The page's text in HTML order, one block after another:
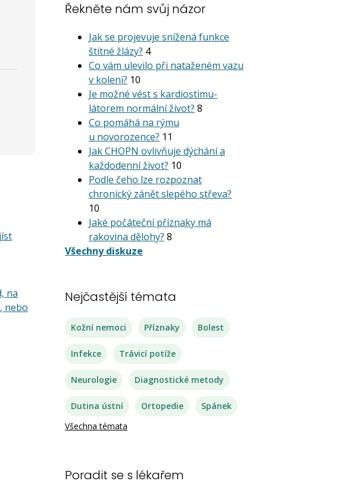
na
nebo
Řekněte nám svůj názor
Jak se projevuje snížená funkce
štítné žlázy? 4
Co vám ulevilo při nataženém vazu
v koleni? 10
Je možné vést s kardiostimu­
látorem normální život? 8
Co pomáhá na rýmu
u novorozence? 11
Jak CHOPN ovlivňuje dýchání a
každodenní život? 10
Podle čeho lze rozpoznat
chronický zánět slepého střeva?
10
Jaké počáteční příznaky má
rakovina dělohy? 8
Všechny diskuze
Nejčastější témata
Kožní nemoci Příznaky Bolest
Infekce Trávicí potíže
Neurologie Diagnostické metody
Dutina ústní Ortopedie
Spánek
Všechna témata
Poradit se s lékařem